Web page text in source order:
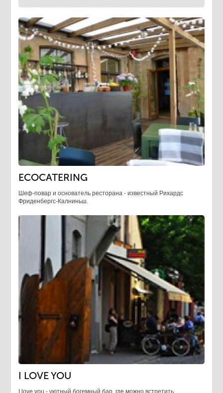
ECOCATERING
Шеф-повар и основатель ресторана - известный Рихардс
Фриденбергс-Калниньш.
I LOVE YOU
I love you - уютный богемный бар, где можно встретить,